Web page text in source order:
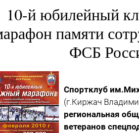
10-й юбилейный
памяти
ФСБ
Спортклуб
(г.Киржач
региональная
ветеранов